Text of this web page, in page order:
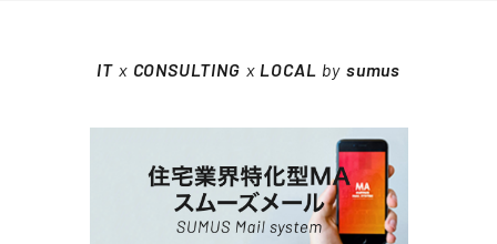
IT x CONSULTING x LOCAL by sumus